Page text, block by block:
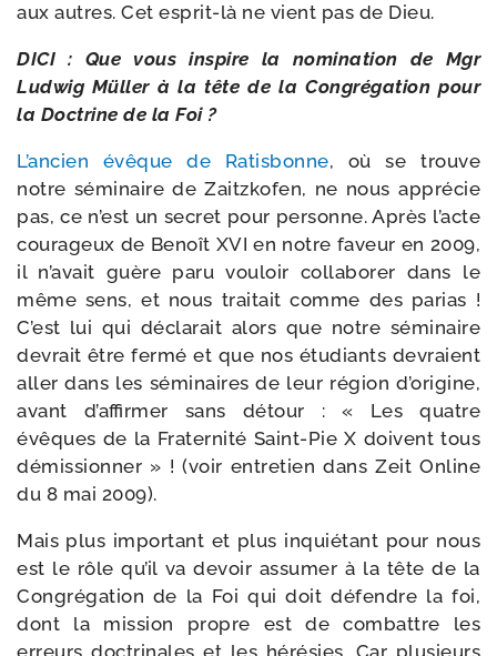
aux autres. Cet esprit-​là ne vient pas de Dieu.
DICI : Que vous ins­pire la nomi­na­tion de Mgr
Ludwig Müller à la tête de la Congrégation pour
la Doctrine de la Foi ?
L’ancien évêque de Ratisbonne, où se trouve
notre sémi­naire de Zaitzkofen, ne nous appré­cie
pas, ce n’est un secret pour per­sonne. Après l’acte
cou­ra­geux de Benoît XVI en notre faveur en 2009,
il n’avait guère paru vou­loir col­la­bo­rer dans le
même sens, et nous trai­tait comme des parias !
C’est lui qui décla­rait alors que notre sémi­naire
devrait être fer­mé et que nos étu­diants devraient
aller dans les sémi­naires de leur région d’origine,
avant d’affirmer sans détour : « Les quatre
évêques de la Fraternité Saint-​Pie X doivent tous
démis­sion­ner » ! (voir entre­tien dans Zeit Online
du 8 mai 2009).
Mais plus impor­tant et plus inquié­tant pour nous
est le rôle qu’il va devoir assu­mer à la tête de la
Congrégation de la Foi qui doit défendre la foi,
dont la mis­sion propre est de com­battre les
erreurs doc­tri­nales et les héré­sies. Car plu­sieurs